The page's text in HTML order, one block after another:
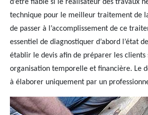
d’être fiable si le réalisateur des travaux
technique pour le meilleur traitement de
de passer à l’accomplissement de ce
essentiel de diagnostiquer d’abord l’état
établir le devis afin de préparer les clients
organisation temporelle et financière. Le
à élaborer uniquement par un